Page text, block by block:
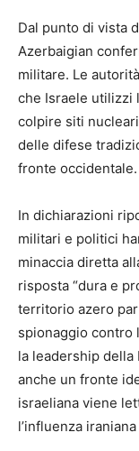
Dal punto di vista
Azerbaigian
militare. Le
che Israele utilizzi
colpire siti
delle difese
fronte occidentale.
In dichiarazioni
militari e politici
minaccia diretta
risposta “dura e
territorio azero
spionaggio contro
la leadership della
anche un fronte
israeliana viene
l’influenza